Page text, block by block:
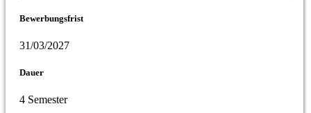
Bewerbungsfrist
31/03/2027
Dauer
4 Semester